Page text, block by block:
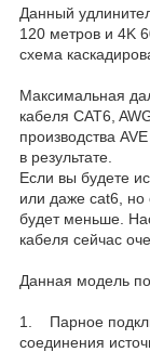
Данный
120 метров и 4K
схема
Максимальная
кабеля CAT6,
производства
в результате.
Если вы будете
или даже cat6, но
будет меньше.
кабеля сейчас
Данная модель
1. Парное
соединения